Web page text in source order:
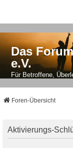
Das
e.V.
Für Betroffene,
Foren-Übersicht
Aktivierungs-